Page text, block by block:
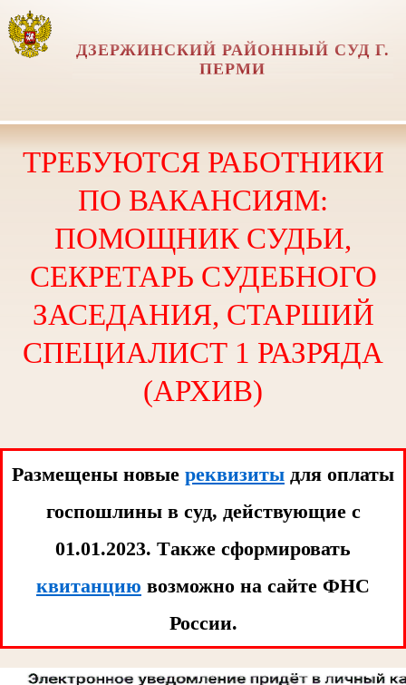
ДЗЕРЖИНСКИЙ РАЙОННЫЙ СУД Г.
ПЕРМИ
ТРЕБУЮТСЯ РАБОТНИКИ
ПО ВАКАНСИЯМ:
ПОМОЩНИК СУДЬИ,
СЕКРЕТАРЬ СУДЕБНОГО
ЗАСЕДАНИЯ, СТАРШИЙ
СПЕЦИАЛИСТ 1 РАЗРЯДА
(АРХИВ)
Размещены новые реквизиты для оплаты
госпошлины в суд, действующие с
01.01.2023. Tакже сформировать
квитанцию возможно на сайте ФНС
России.